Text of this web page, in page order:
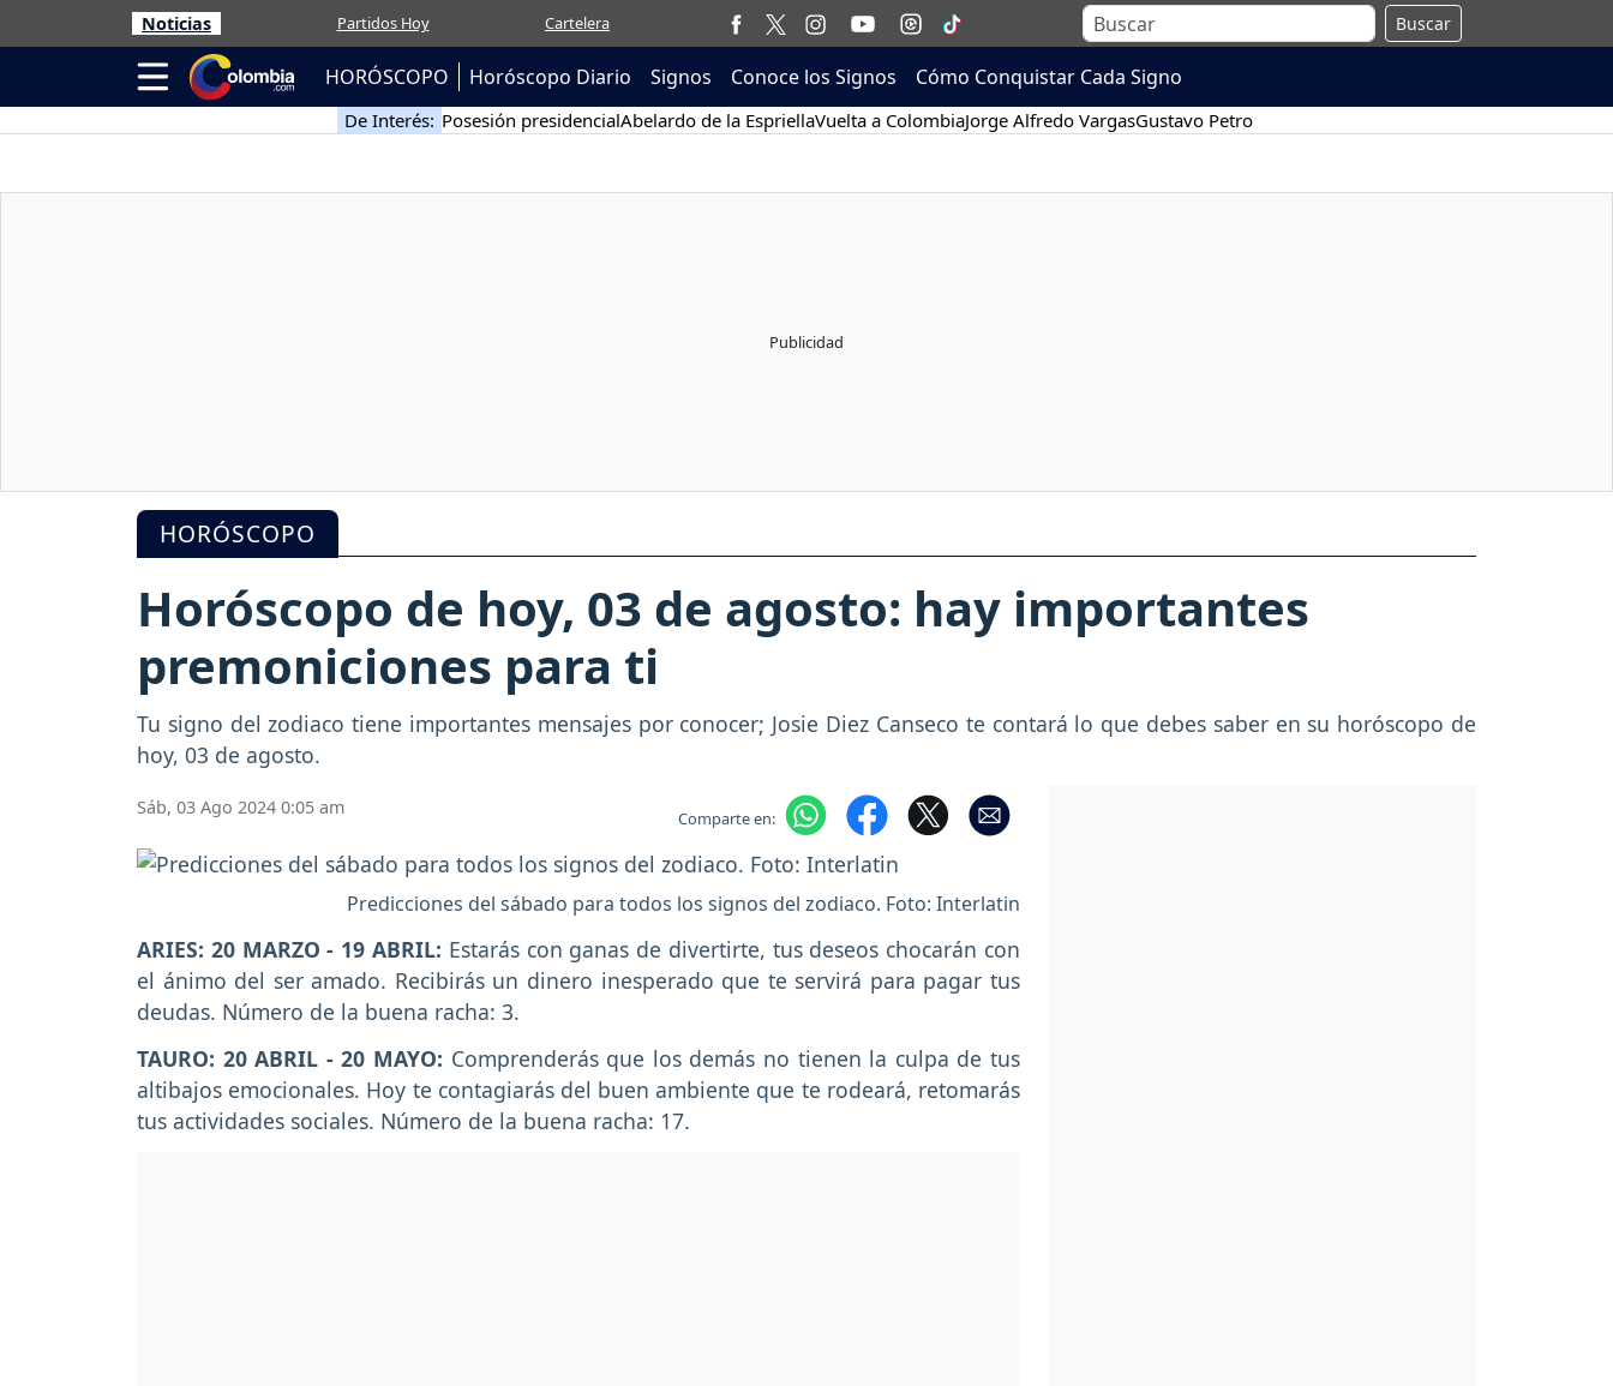
Noticias Partidos Hoy Cartelera Buscar
HORÓSCOPO Horóscopo Diario Signos Conoce los Signos Cómo Conquistar Cada Signo
De Interés: Posesión presidencialAbelardo de la EspriellaVuelta a ColombiaJorge Alfredo VargasGustavo Petro
HORÓSCOPO
Horóscopo de hoy, 03 de agosto: hay importantes
premoniciones para ti
Tu signo del zodiaco tiene importantes mensajes por conocer; Josie Diez Canseco te contará lo que debes saber en su horóscopo de
hoy, 03 de agosto.
Sáb, 03 Ago 2024 0:05 am Comparte en:
Predicciones del sábado para todos los signos del zodiaco. Foto: Interlatin
ARIES: 20 MARZO - 19 ABRIL: Estarás con ganas de divertirte, tus deseos chocarán con
el ánimo del ser amado. Recibirás un dinero inesperado que te servirá para pagar tus
deudas. Número de la buena racha: 3.
TAURO: 20 ABRIL - 20 MAYO: Comprenderás que los demás no tienen la culpa de tus
altibajos emocionales. Hoy te contagiarás del buen ambiente que te rodeará, retomarás
tus actividades sociales. Número de la buena racha: 17.